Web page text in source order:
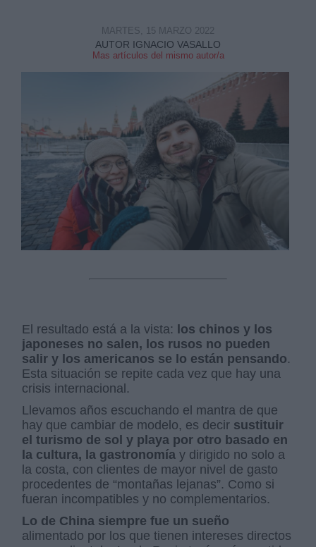
AUTOR IGNACIO VASALLO
Mas artículos del mismo autor/a
MARTES, 15 MARZO 2022
El resultado está a la vista: los chinos y los
japoneses no salen, los rusos no pueden
salir y los americanos se lo están pensando.
Esta situación se repite cada vez que hay una
crisis internacional.
Llevamos años escuchando el mantra de que
hay que cambiar de modelo, es decir sustituir
el turismo de sol y playa por otro basado en
la cultura, la gastronomía y dirigido no solo a
la costa, con clientes de mayor nivel de gasto
procedentes de “montañas lejanas”. Como si
fueran incompatibles y no complementarios.
Lo de China siempre fue un sueño
alimentado por los que tienen intereses directos